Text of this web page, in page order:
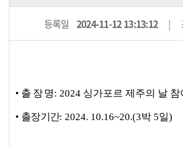
등록일 2024-11-12 13:13:12
• 출 장 명: 2024 싱가포르 제주의 날
• 출장기간: 2024. 10.16~20.(3박 5일)